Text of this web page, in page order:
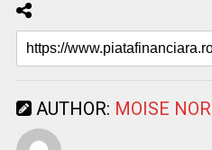
AUTHOR: MOISE